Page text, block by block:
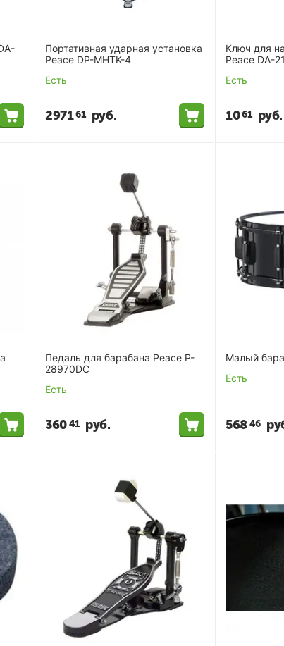
Портативная ударная установка
Peace DP-MHTK-4
Есть
297161 руб.
Ключ для
Peace DA-
Есть
1061 руб.
Педаль для барабана Peace P-
28970DC
Есть
36041 руб.
Малый
Есть
56846